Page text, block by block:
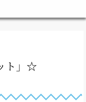
ト」☆